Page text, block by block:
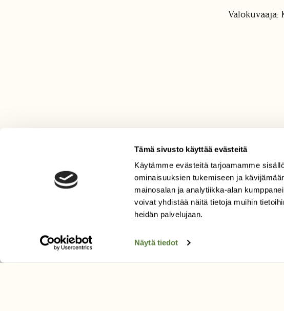
Tämä sivusto käyttää evästeitä
Käytämme evästeitä tarjoamamme
ominaisuuksien tukemiseen ja
mainosalan ja analytiikka-alan
voivat yhdistää näitä tietoja muihin
heidän palvelujaan.
Näytä tiedot
Valokuvaaja:
LEHTI
Uusin lehti
Tilaa Suomen Luonto
Tilaa digilukuoikeus
Tilaa uutiskirje